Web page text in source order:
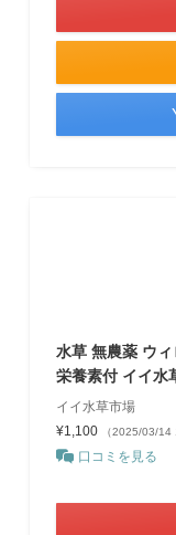
水草 無農薬 ウ
栄養素付 イイ水
イイ水草市場
¥1,100
（2025/03/14
口コミを見る